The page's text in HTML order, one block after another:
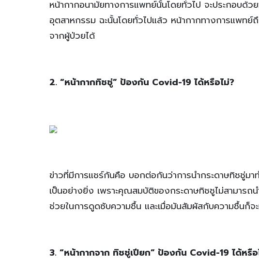
หน้ากากอนามัยทางการแพทย์นั้นโดยทั่วไป จะประกอบด้
อุตสาหกรรม ฉะนั้นโดยทั่วไปแล้ว หน้ากากทางการแพท
จากผู้ป่วยได้
2. “หน้ากากทิชชู่” ป้องกัน Covid-19 ได้หรือไม่?
ข่าวที่มีการแชร์กันคือ บอกต่อกันว่าการนำกระดาษทิชชู่ม
เป็นอย่างยิ่ง เพราะคุณสมบัติของกระดาษทิชชูไม่สามาร
ช่วยในการดูดซับความชื้น และเมื่อมันสัมผัสกับความชื้นก็จ
3. “หน้ากากจาก ทิชชู่เปียก” ป้องกัน Covid-19 ได้หรือ